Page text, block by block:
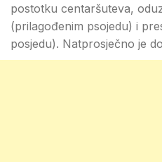
postotku centaršuteva,
(prilagođenim psojedu) i
posjedu). Natprosječno je